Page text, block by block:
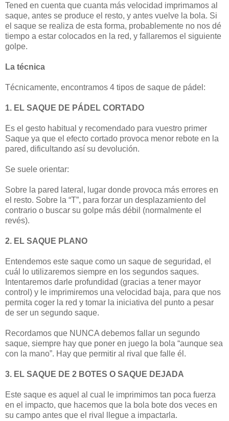
Tened en cuenta que cuanta más velocidad imprimamos al
saque, antes se produce el resto, y antes vuelve la bola. Si
el saque se realiza de esta forma, probablemente no nos dé
tiempo a estar colocados en la red, y fallaremos el siguiente
golpe.
La técnica
Técnicamente, encontramos 4 tipos de saque de pádel:
1. EL SAQUE DE PÁDEL CORTADO
Es el gesto habitual y recomendado para vuestro primer
Saque ya que el efecto cortado provoca menor rebote en la
pared, dificultando así su devolución.
Se suele orientar:
Sobre la pared lateral, lugar donde provoca más errores en
el resto. Sobre la “T”, para forzar un desplazamiento del
contrario o buscar su golpe más débil (normalmente el
revés).
2. EL SAQUE PLANO
Entendemos este saque como un saque de seguridad, el
cuál lo utilizaremos siempre en los segundos saques.
Intentaremos darle profundidad (gracias a tener mayor
control) y le imprimiremos una velocidad baja, para que nos
permita coger la red y tomar la iniciativa del punto a pesar
de ser un segundo saque.
Recordamos que NUNCA debemos fallar un segundo
saque, siempre hay que poner en juego la bola “aunque sea
con la mano”. Hay que permitir al rival que falle él.
3. EL SAQUE DE 2 BOTES O SAQUE DEJADA
Este saque es aquel al cual le imprimimos tan poca fuerza
en el impacto, que hacemos que la bola bote dos veces en
su campo antes que el rival llegue a impactarla.